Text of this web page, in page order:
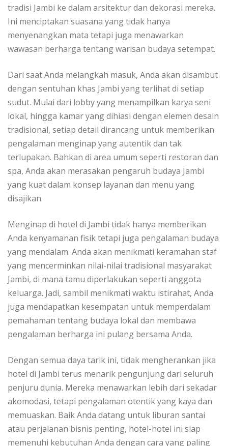
tradisi Jambi ke dalam arsitektur dan dekorasi mereka.
Ini menciptakan suasana yang tidak hanya
menyenangkan mata tetapi juga menawarkan
wawasan berharga tentang warisan budaya setempat.
Dari saat Anda melangkah masuk, Anda akan disambut
dengan sentuhan khas Jambi yang terlihat di setiap
sudut. Mulai dari lobby yang menampilkan karya seni
lokal, hingga kamar yang dihiasi dengan elemen desain
tradisional, setiap detail dirancang untuk memberikan
pengalaman menginap yang autentik dan tak
terlupakan. Bahkan di area umum seperti restoran dan
spa, Anda akan merasakan pengaruh budaya Jambi
yang kuat dalam konsep layanan dan menu yang
disajikan.
Menginap di hotel di Jambi tidak hanya memberikan
Anda kenyamanan fisik tetapi juga pengalaman budaya
yang mendalam. Anda akan menikmati keramahan staf
yang mencerminkan nilai-nilai tradisional masyarakat
Jambi, di mana tamu diperlakukan seperti anggota
keluarga. Jadi, sambil menikmati waktu istirahat, Anda
juga mendapatkan kesempatan untuk memperdalam
pemahaman tentang budaya lokal dan membawa
pengalaman berharga ini pulang bersama Anda.
Dengan semua daya tarik ini, tidak mengherankan jika
hotel di Jambi terus menarik pengunjung dari seluruh
penjuru dunia. Mereka menawarkan lebih dari sekadar
akomodasi, tetapi pengalaman otentik yang kaya dan
memuaskan. Baik Anda datang untuk liburan santai
atau perjalanan bisnis penting, hotel-hotel ini siap
memenuhi kebutuhan Anda dengan cara yang paling